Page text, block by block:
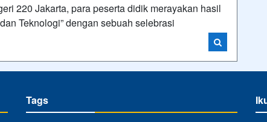
220 Jakarta, para peserta didik merayakan hasil
Teknologi” dengan sebuah selebrasi
Tags